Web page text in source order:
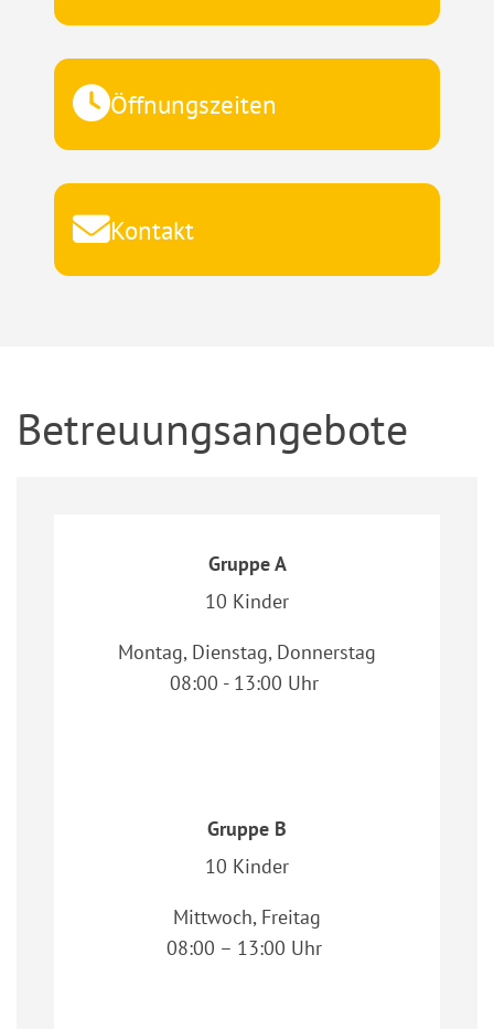
Öffnungszeiten
Kontakt
Betreuungsangebote
Gruppe A
10 Kinder
Montag, Dienstag, Donnerstag
08:00 - 13:00 Uhr
Gruppe B
10 Kinder
Mittwoch, Freitag
08:00 – 13:00 Uhr